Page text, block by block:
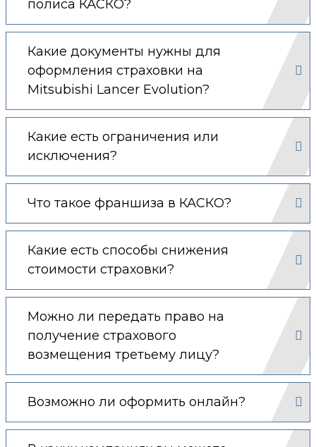
полиса КАСКО?
Какие документы нужны для
оформления страховки на
Mitsubishi Lancer Evolution?
Какие есть ограничения или
исключения?
Что такое франшиза в КАСКО?
Какие есть способы снижения
стоимости страховки?
Можно ли передать право на
получение страхового
возмещения третьему лицу?
Возможно ли оформить онлайн?